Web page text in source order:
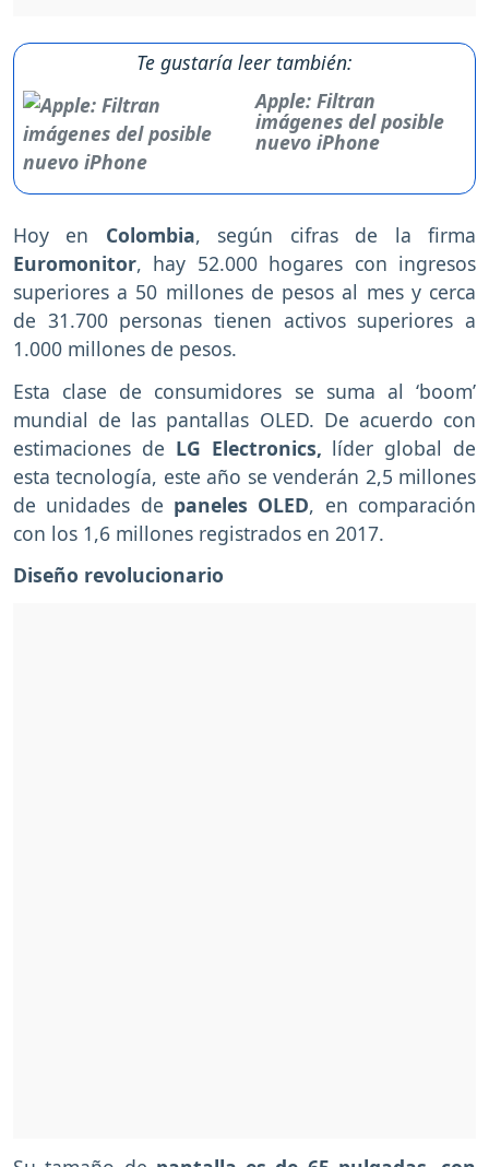
Te gustaría leer también:
Apple: Filtran
imágenes del posible
nuevo iPhone
Hoy en Colombia, según cifras de la firma
Euromonitor, hay 52.000 hogares con ingresos
superiores a 50 millones de pesos al mes y cerca
de 31.700 personas tienen activos superiores a
1.000 millones de pesos.
Esta clase de consumidores se suma al ‘boom’
mundial de las pantallas OLED. De acuerdo con
estimaciones de LG Electronics, líder global de
esta tecnología, este año se venderán 2,5 millones
de unidades de paneles OLED, en comparación
con los 1,6 millones registrados en 2017.
Diseño revolucionario